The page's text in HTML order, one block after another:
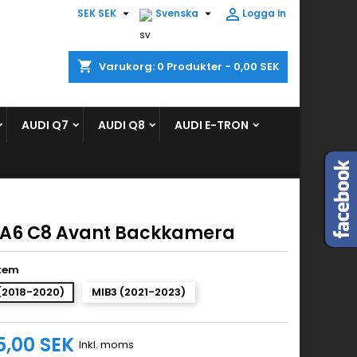
 Logga in
Svenska 
SEK SEK 
shopping_cart Varukorg: 0 Produkter - 0,00 SEK
AUDI Q7 AUDI Q8 AUDI E-TRON
C8 Avant Backkamera
2020)
MIB3 (2021-2023)
SEK Inkl. moms